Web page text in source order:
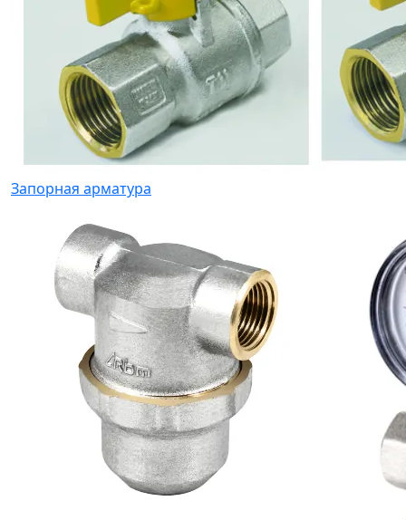
Запорная арматура